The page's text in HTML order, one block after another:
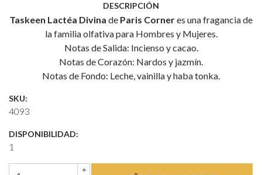
DESCRIPCIÓN
Taskeen Lactéa Divina de Paris Corneres una fragancia de
la familia olfativa para Hombres y Mujeres.
Notas de Salida: Incienso y cacao.
Notas de Corazón: Nardos y jazmín.
Notas de Fondo: Leche, vainilla y haba tonka.
SKU:
4093
DISPONIBILIDAD:
1
+